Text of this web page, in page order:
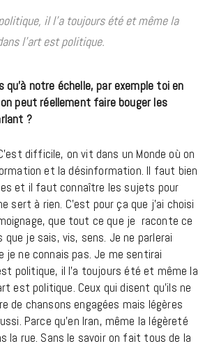
il l’a toujours été et même la
l’art est politique.
qu’à notre échelle, par exemple toi en
peut réellement faire bouger les
?
difficile, on vit dans un Monde où on
et la désinformation. Il faut bien
et il faut connaître les sujets pour
sert à rien. C’est pour ça que j’ai choisi
que tout ce que je raconte ce
je sais, vis, sens. Je ne parlerai
je ne connais pas. Je me sentirai
politique, il l’a toujours été et même la
est politique. Ceux qui disent qu’ils ne
de chansons engagées mais légères
Parce qu’en Iran, même la légèreté
la rue. Sans le savoir on fait tous de la